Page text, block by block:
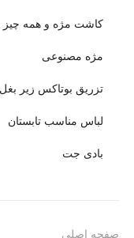
کاشت مژه و همه چیز
مژه مصنوعی
تزریق بوتاکس زیر بغل
لباس مناسب تابستان
بادی‌ جت
صفحه اصلی